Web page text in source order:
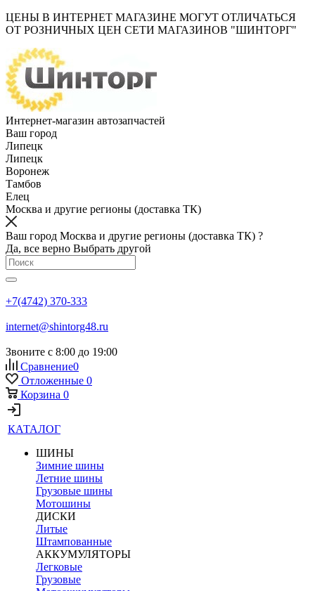
ЦЕНЫ В ИНТЕРНЕТ МАГАЗИНЕ МОГУТ ОТЛИЧАТЬСЯ
ОТ РОЗНИЧНЫХ ЦЕН СЕТИ МАГАЗИНОВ "ШИНТОРГ"
Интернет-магазин автозапчастей
Ваш город
Липецк
Липецк
Воронеж
Тамбов
Елец
Москва и другие регионы (доставка ТК)
Ваш город Москва и другие регионы (доставка ТК) ?
Да, все верно Выбрать другой
+7(4742) 370-333
internet@shintorg48.ru
Звоните с 8:00 до 19:00
Сравнение0
Отложенные 0
Корзина 0
КАТАЛОГ
ШИНЫ
Зимние шины
Летние шины
Грузовые шины
Мотошины
ДИСКИ
Литые
Штампованные
АККУМУЛЯТОРЫ
Легковые
Грузовые